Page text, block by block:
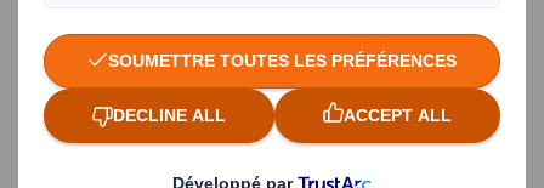
Adresse